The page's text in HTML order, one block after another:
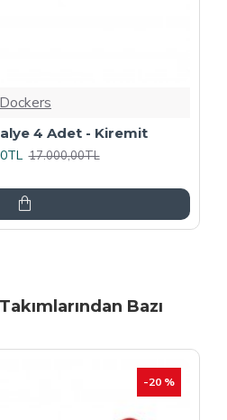
Dockers
(Kromnikel) (4 Adet
- Kahve
Bazı
-20 %